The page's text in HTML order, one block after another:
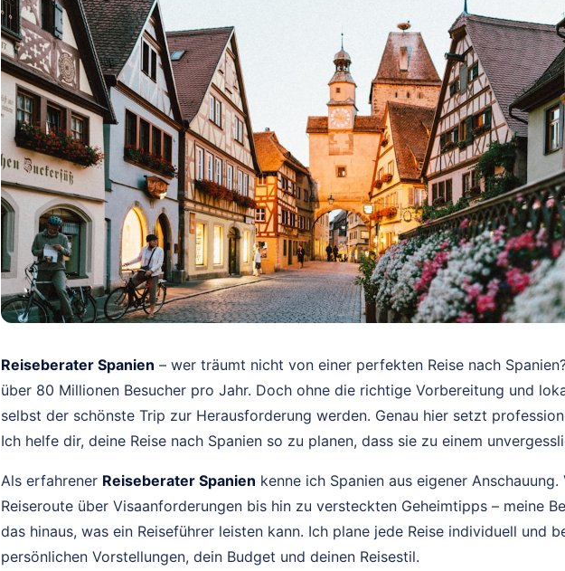
Reiseberater Spanien – wer träumt nicht von einer perfekten Reise nach
über 80 Millionen Besucher pro Jahr. Doch ohne die richtige Vorbereitung und
selbst der schönste Trip zur Herausforderung werden. Genau hier setzt
Ich helfe dir, deine Reise nach Spanien so zu planen, dass sie zu einem
Als erfahrener Reiseberater Spanien kenne ich Spanien aus eigener
Reiseroute über Visaanforderungen bis hin zu versteckten Geheimtipps – meine
das hinaus, was ein Reiseführer leisten kann. Ich plane jede Reise individuell und
persönlichen Vorstellungen, dein Budget und deinen Reisestil.